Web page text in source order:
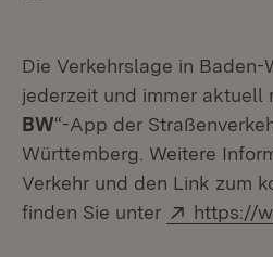
Die Verkehrslage in Baden-
jederzeit und immer aktuell
BW“-App der
Württemberg. Weitere
Verkehr und den Link zum
finden Sie unter
Extern:
https://